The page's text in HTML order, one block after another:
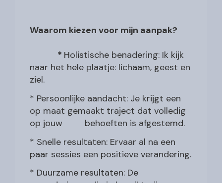
Waarom kiezen voor mijn aanpak?
* Holistische benadering: Ik kijk
naar het hele plaatje: lichaam, geest en
ziel.
* Persoonlijke aandacht: Je krijgt een
op maat gemaakt traject dat volledig
op jouw behoeften is afgestemd.
* Snelle resultaten: Ervaar al na een
paar sessies een positieve verandering.
* Duurzame resultaten: De